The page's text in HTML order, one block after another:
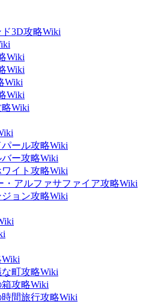
3D攻略Wiki
Wiki
Wiki
Wiki
Wiki
略Wiki
ール攻略Wiki
ー攻略Wiki
イト攻略Wiki
・アルファサファイア攻略Wiki
ョン攻略Wiki
町攻略Wiki
攻略Wiki
間旅行攻略Wiki